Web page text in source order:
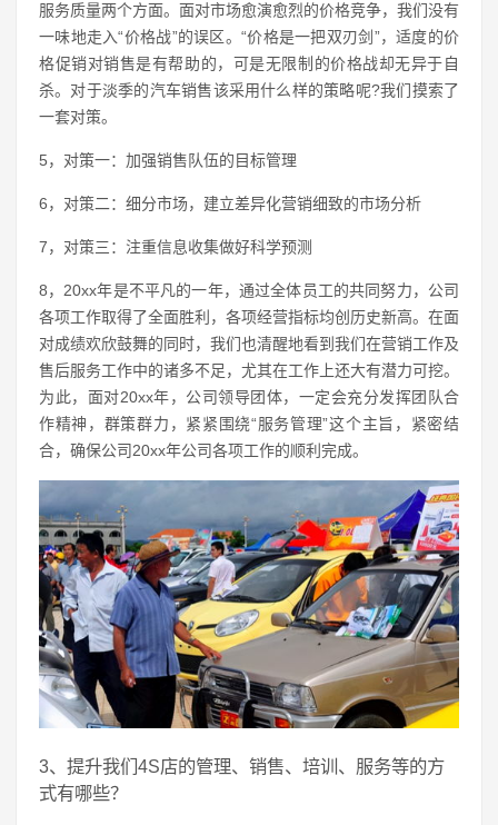
服务质量两个方面。面对市场愈演愈烈的价格竞争，我们没有
一味地走入“价格战”的误区。“价格是一把双刃剑”，适度的价
格促销对销售是有帮助的，可是无限制的价格战却无异于自
杀。对于淡季的汽车销售该采用什么样的策略呢?我们摸索了
一套对策。
5，对策一：加强销售队伍的目标管理
6，对策二：细分市场，建立差异化营销细致的市场分析
7，对策三：注重信息收集做好科学预测
8，20xx年是不平凡的一年，通过全体员工的共同努力，公司
各项工作取得了全面胜利，各项经营指标均创历史新高。在面
对成绩欢欣鼓舞的同时，我们也清醒地看到我们在营销工作及
售后服务工作中的诸多不足，尤其在工作上还大有潜力可挖。
为此，面对20xx年，公司领导团体，一定会充分发挥团队合
作精神，群策群力，紧紧围绕“服务管理”这个主旨，紧密结
合，确保公司20xx年公司各项工作的顺利完成。
3、提升我们4S店的管理、销售、培训、服务等的方
式有哪些？